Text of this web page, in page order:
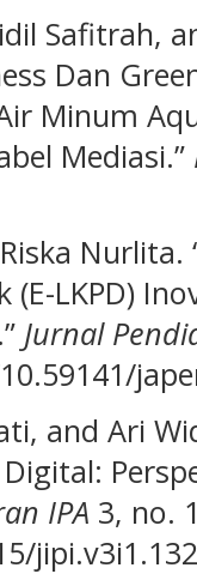
Safitrah,
Dan
Minum
Mediasi.”
Nurlita.
(E-LKPD)
Jurnal
and Ari
IPA 3, no.